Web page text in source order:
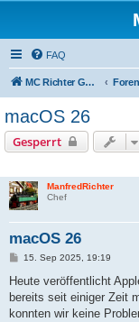
FAQ
MC Richter GbR (Impressum / Datenschutz)
macOS 26
Gesperrt
ManfredRichter
Chef
macOS 26
B
i
r
a
15. Sep 2025, 19:19
Heute veröffentlicht
bereits seit einiger Zeit
konnten wir keine